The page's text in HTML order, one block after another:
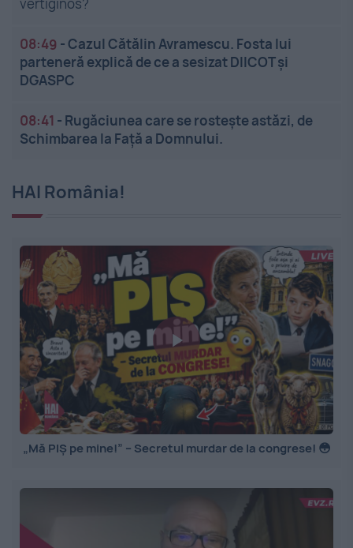
vertiginos?
08:49 -Cazul Cătălin Avramescu. Fosta lui
parteneră explică de ce a sesizat DIICOT și
DGASPC
08:41 - Rugăciunea care se rostește astăzi, de
Schimbarea la Față a Domnului.
HAI România!
„Mă PIȘ pe mine!” – Secretul murdar de la congrese! 😳